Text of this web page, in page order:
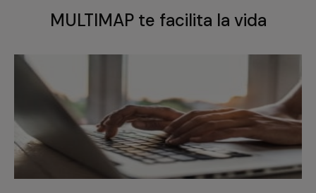
MULTIMAP te facilita la vida